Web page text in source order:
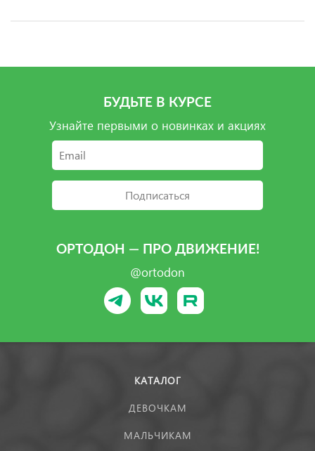
БУДЬТЕ В КУРСЕ
Узнайте первыми о новинках и акциях
Подписаться
ОРТОДОН — ПРО ДВИЖЕНИЕ!
@ortodon
КАТАЛОГ
ДЕВОЧКАМ
МАЛЬЧИКАМ